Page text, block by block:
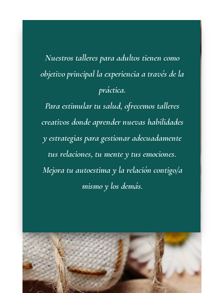
Nuestros talleres para adultos tienen como
objetivo principal la experiencia a través de la
práctica.
Para estimular tu salud, ofrecemos talleres
creativos donde aprender nuevas habilidades
y estrategias para gestionar adecuadamente
tus relaciones, tu mente y tus emociones.
Mejora tu autoestima y la relación contigo/a
mismo y los demás.